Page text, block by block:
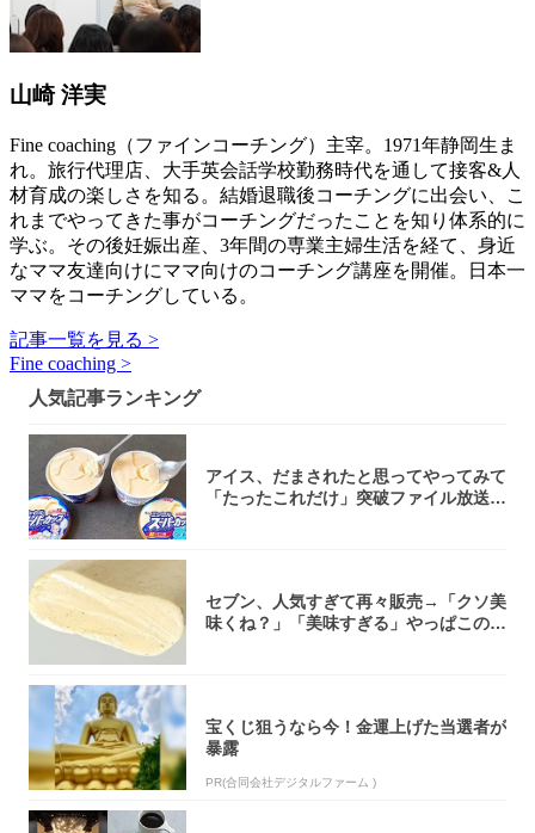
山崎 洋実
Fine coaching（ファインコーチング）主宰。1971年静岡生ま
れ。旅行代理店、大手英会話学校勤務時代を通して接客&人
材育成の楽しさを知る。結婚退職後コーチングに出会い、こ
れまでやってきた事がコーチングだったことを知り体系的に
学ぶ。その後妊娠出産、3年間の専業主婦生活を経て、身近
なママ友達向けにママ向けのコーチング講座を開催。日本一
ママをコーチングしている。
記事一覧を見る >
Fine coaching >
人気記事ランキング
アイス、だまされたと思ってやってみて
「たったこれだけ」突破ファイル放送で
セブン、人気すぎて再々販売→「クソ美
味くね？」「美味すぎる」やっぱこのク
宝くじ狙うなら今！金運上げた当選者が
暴露
PR(合同会社デジタルファーム )